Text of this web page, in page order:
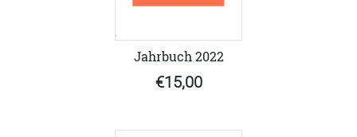
Jahrbuch 2022
€15,00